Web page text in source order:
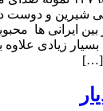
ایرانی ها
بسیار زیادی
[…]